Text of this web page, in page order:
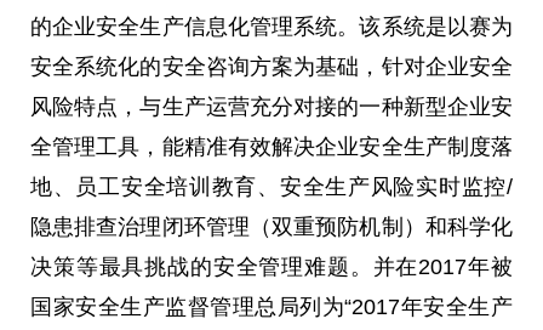
的企业安全生产信息化管理系统。该系统是以赛为
安全系统化的安全咨询方案为基础，针对企业安全
风险特点，与生产运营充分对接的一种新型企业安
全管理工具，能精准有效解决企业安全生产制度落
地、员工安全培训教育、安全生产风险实时监控/
隐患排查治理闭环管理（双重预防机制）和科学化
决策等最具挑战的安全管理难题。并在2017年被
国家安全生产监督管理总局列为“2017年安全生产